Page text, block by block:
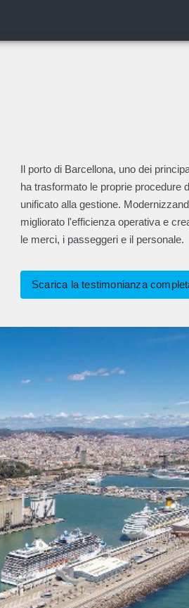
Il porto di Barcellona, uno dei
ha trasformato le proprie procedure
unificato alla gestione.
migliorato l'efficienza operativa e
le merci, i passeggeri e il personale.
Scarica la testimonianza